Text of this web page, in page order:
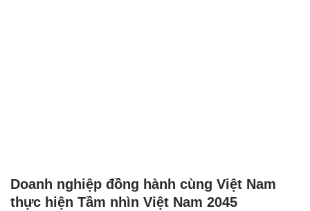
Doanh nghiệp đồng hành cùng Việt Nam
thực hiện Tầm nhìn Việt Nam 2045